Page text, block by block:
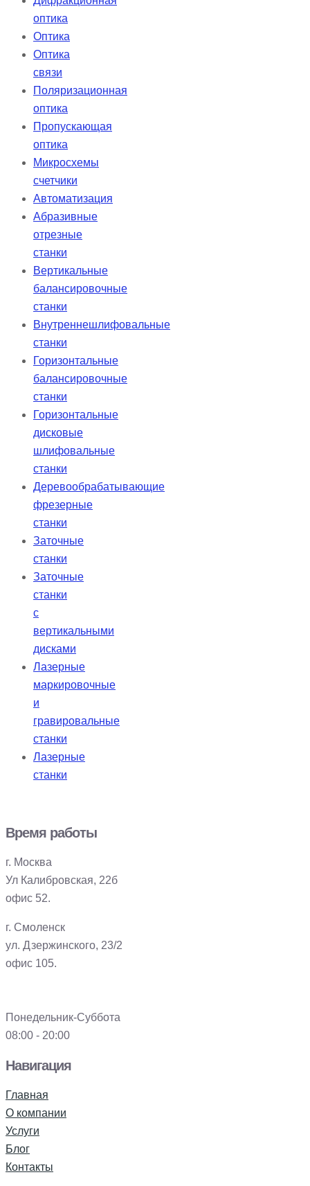
оптика
Оптика
Оптика
связи
Поляризационная
оптика
Пропускающая
оптика
Микросхемы
счетчики
Автоматизация
Абразивные
отрезные
станки
Вертикальные
балансировочные
станки
Внутреннешлифовальные
станки
Горизонтальные
балансировочные
станки
Горизонтальные
дисковые
шлифовальные
станки
Деревообрабатывающие
фрезерные
станки
Заточные
станки
Заточные
станки
с
вертикальными
дисками
Лазерные
маркировочные
и
гравировальные
станки
Лазерные
станки
Время работы
г. Москва
Ул Калибровская, 22б
офис 52.
г. Смоленск
ул. Дзержинского, 23/2
офис 105.
Понедельник-Суббота
08:00 - 20:00
Навигация
Главная
О компании
Услуги
Блог
Контакты